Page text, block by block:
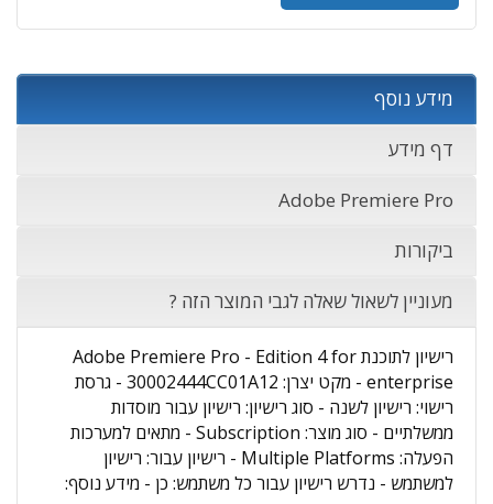
מידע נוסף
דף מידע
Adobe Premiere Pro
ביקורות
מעוניין לשאול שאלה לגבי המוצר הזה ?
רישיון לתוכנת Adobe Premiere Pro - Edition 4 for
enterprise - מקט יצרן: 30002444CC01A12 - גרסת
רישוי: רישיון לשנה - סוג רישיון: רישיון עבור מוסדות
ממשלתיים - סוג מוצר: Subscription - מתאים למערכות
הפעלה: Multiple Platforms - רישיון עבור: רישיון
למשתמש - נדרש רישיון עבור כל משתמש: כן - מידע נוסף: